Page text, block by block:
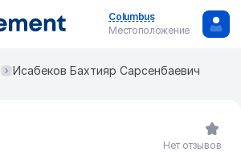
Columbus
Местоположение
Исабеков Бахтияр Сарсенбаевич
Нет отзывов